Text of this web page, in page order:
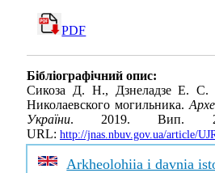
PDF
Бібліографічний опис:
Сикоза Д. Н., Дзнеладзе Е. С.
Николаевского могильника.
України. 2019. Вип.
URL: http://jnas.nbuv.gov.ua/article/
Arkheolohiia i davnia